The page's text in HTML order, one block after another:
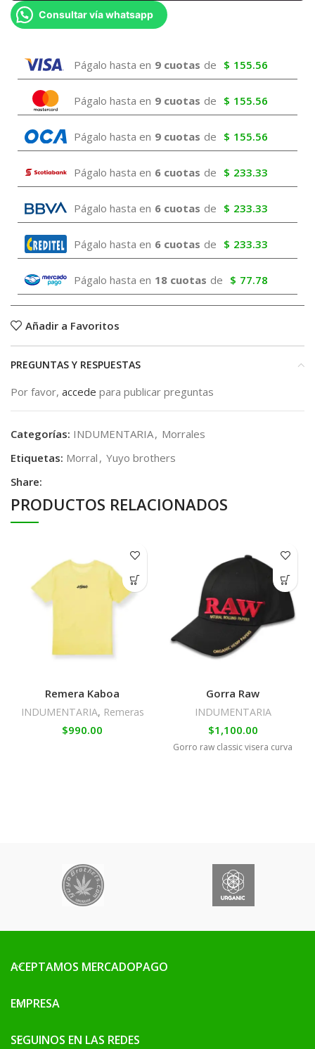
Consultar vía whatsapp
Págalo hasta en 9 cuotas de $ 155.56
Págalo hasta en 9 cuotas de $ 155.56
Págalo hasta en 9 cuotas de $ 155.56
Págalo hasta en 6 cuotas de $ 233.33
Págalo hasta en 6 cuotas de $ 233.33
Págalo hasta en 6 cuotas de $ 233.33
Págalo hasta en 18 cuotas de $ 77.78
Añadir a Favoritos
PREGUNTAS Y RESPUESTAS
Por favor, accede para publicar preguntas
Categorías: INDUMENTARIA, Morrales
Etiquetas: Morral , Yuyo brothers
Share:
PRODUCTOS RELACIONADOS
Remera Kaboa
INDUMENTARIA, Remeras
$990.00
Gorra Raw
INDUMENTARIA
$1,100.00
Gorro raw classic visera curva
ACEPTAMOS MERCADOPAGO
EMPRESA
SEGUINOS EN LAS REDES